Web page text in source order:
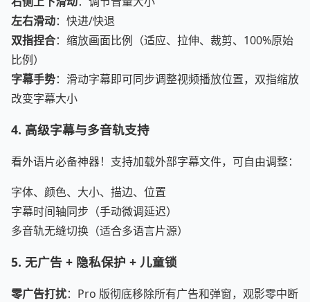
左右滑动：快进/快退
双指捏合：缩放画面比例（适应、拉伸、裁剪、100%原始
比例）
字幕手势：滑动字幕即可同步调整视频播放位置，双指缩放
改变字幕大小
4. 高级字幕与多音轨支持
看外语片必备神器！支持加载外部字幕文件，可自由调整：
字体、颜色、大小、描边、位置
字幕时间轴同步（手动微调延迟）
多音轨无缝切换（适合多语言片源）
5. 无广告 + 隐私保护 + 儿童锁
零广告打扰：Pro 版彻底移除所有广告和弹窗，观影零中断